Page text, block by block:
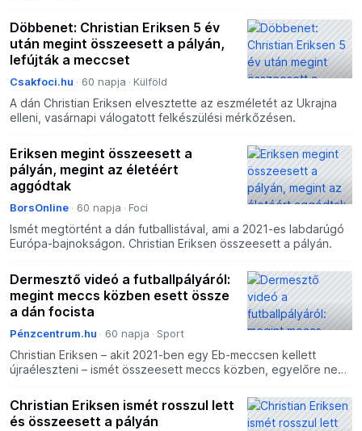
Döbbenet: Christian Eriksen 5 év
után megint összeesett a pályán,
lefújták a meccset
Csakfoci.hu 60 napja Külföld
A dán Christian Eriksen elvesztette az eszméletét az Ukrajna
elleni, vasárnapi válogatott felkészülési mérkőzésen.
Eriksen megint összeesett a
pályán, megint az életéért
aggódtak
BorsOnline 60 napja Foci
Ismét megtörtént a dán futballistával, ami a 2021-es labdarúgó
Európa-bajnokságon. Christian Eriksen összeesett a pályán.
Dermesztő videó a futballpályáról:
megint meccs közben esett össze
a dán focista
Pénzcentrum.hu 60 napja Sport
Christian Eriksen – akit 2021-ben egy Eb-meccsen kellett
újraéleszteni – ismét összeesett meccs közben, egyelőre nem
Christian Eriksen ismét rosszul lett
és összeesett a pályán